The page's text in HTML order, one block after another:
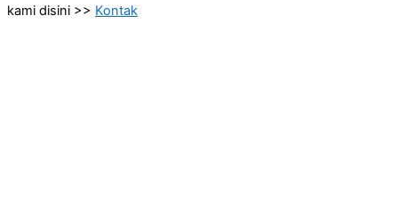
kami disini >> Kontak